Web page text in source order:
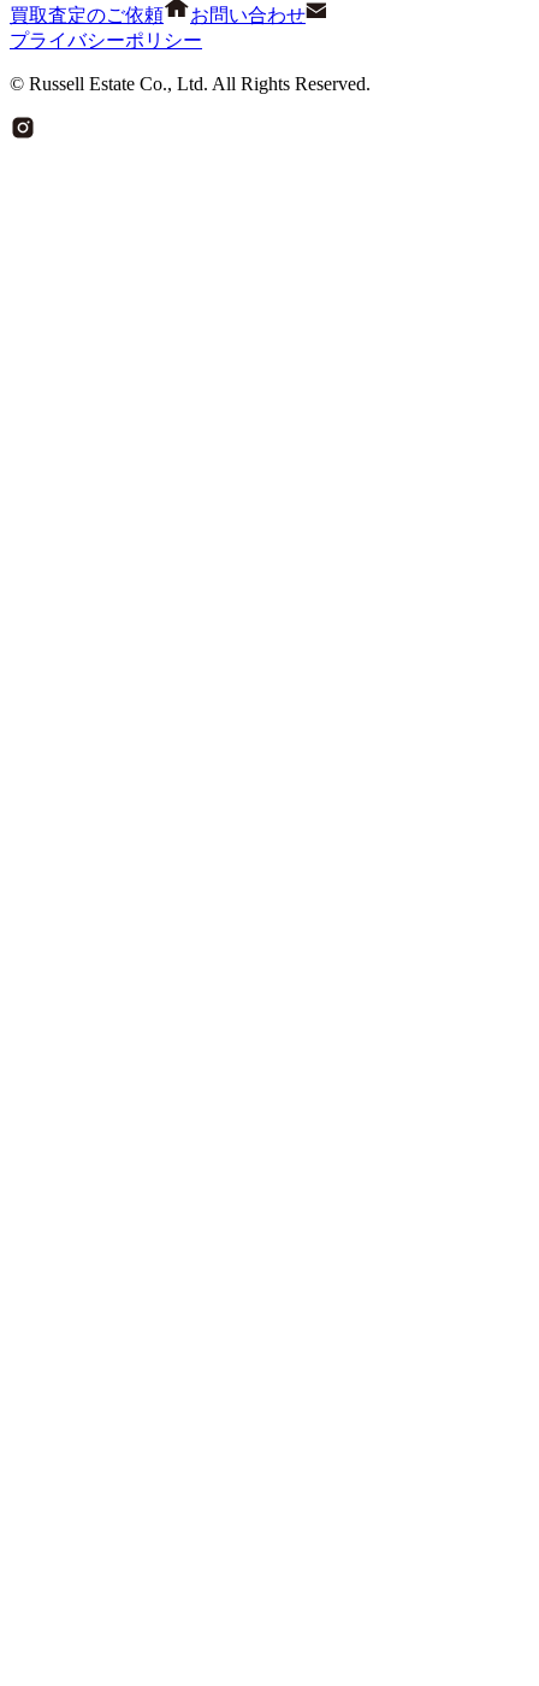
買取査定のご依頼
お問い合わせ
プライバシーポリシー
© Russell Estate Co., Ltd. All Rights Reserved.